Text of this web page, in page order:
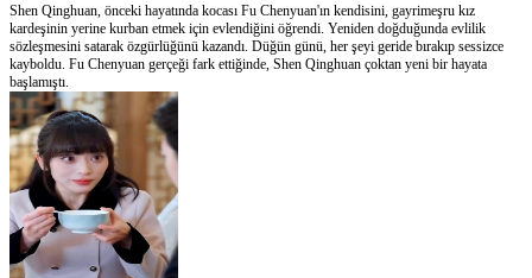
Shen Qinghuan, önceki hayatında kocası Fu Chenyuan'ın kendisini, gayrimeşru kız
kardeşinin yerine kurban etmek için evlendiğini öğrendi. Yeniden doğduğunda evlilik
sözleşmesini satarak özgürlüğünü kazandı. Düğün günü, her şeyi geride bırakıp sessizce
kayboldu. Fu Chenyuan gerçeği fark ettiğinde, Shen Qinghuan çoktan yeni bir hayata
başlamıştı.